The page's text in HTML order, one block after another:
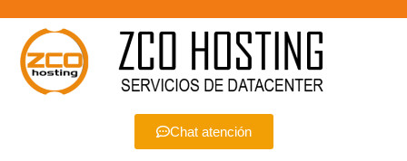
Chat atención